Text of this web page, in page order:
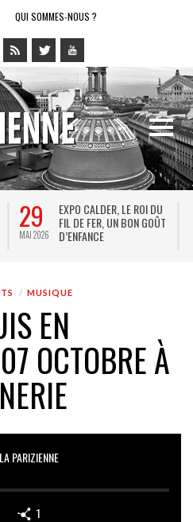
QUI SOMMES-NOUS ?
28
MAI 2026
LE RING DE KATHARSY, UN
SPECTACLE EN FORME DE
JEU VIDÉO !
MUSIQUE
EN
OCTOBRE À
LA PARIZIENNE
1